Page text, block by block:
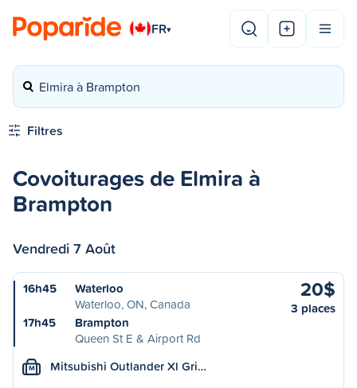
FR▾
Elmira à Brampton
Filtres
Covoiturages de Elmira à
Brampton
Vendredi 7 Août
16h45
Waterloo
Waterloo, ON, Canada
17h45
Brampton
Queen St E & Airport Rd
20$
3 places
M Mitsubishi Outlander Xl Gri…